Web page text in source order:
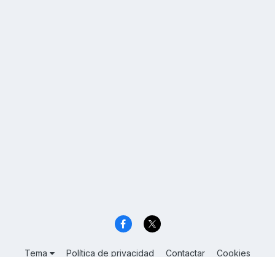
Tema Política de privacidad Contactar Cookies